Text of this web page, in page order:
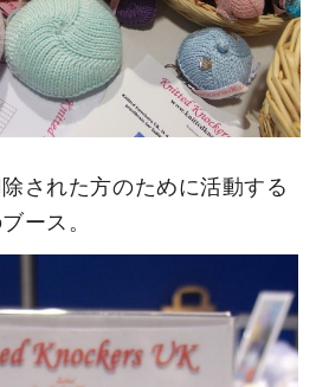
された方のために活動する
ース。